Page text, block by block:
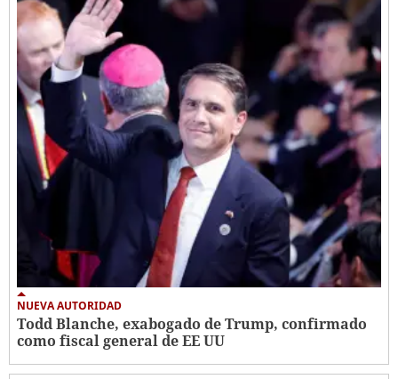
NUEVA AUTORIDAD
Todd Blanche, exabogado de Trump, confirmado
como fiscal general de EE UU